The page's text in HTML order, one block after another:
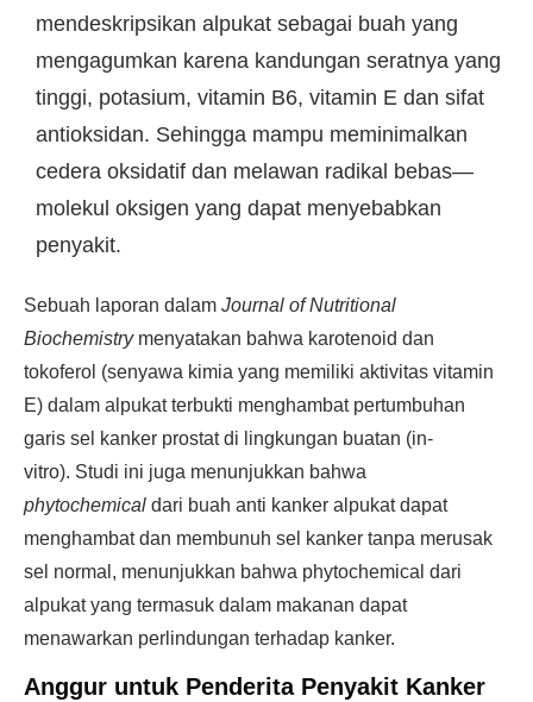
mendeskripsikan alpukat sebagai buah yang
mengagumkan karena kandungan seratnya yang
tinggi, potasium, vitamin B6, vitamin E dan sifat
antioksidan. Sehingga mampu meminimalkan
cedera oksidatif dan melawan radikal bebas—
molekul oksigen yang dapat menyebabkan
penyakit.
Sebuah laporan dalam Journal of Nutritional
Biochemistrymenyatakan bahwa karotenoid dan
tokoferol (senyawa kimia yang memiliki aktivitas vitamin
E) dalam alpukat terbukti menghambat pertumbuhan
garis sel kanker prostat di lingkungan buatan (in-
vitro). Studi ini juga menunjukkan bahwa
phytochemical dari buah anti kanker alpukat dapat
menghambat dan membunuh sel kanker tanpa merusak
sel normal, menunjukkan bahwa phytochemical dari
alpukat yang termasuk dalam makanan dapat
menawarkan perlindungan terhadap kanker.
Anggur untuk Penderita Penyakit Kanker